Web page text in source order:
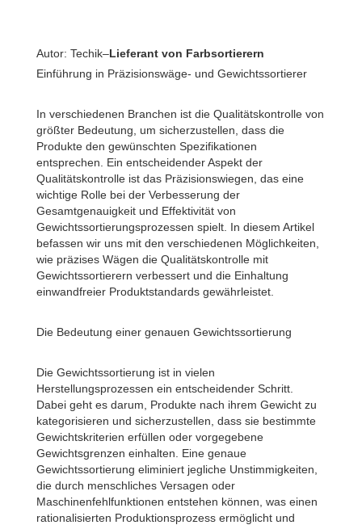
Autor: Techik–Lieferant von Farbsortierern
Einführung in Präzisionswäge- und Gewichtssortierer
In verschiedenen Branchen ist die Qualitätskontrolle von
größter Bedeutung, um sicherzustellen, dass die
Produkte den gewünschten Spezifikationen
entsprechen. Ein entscheidender Aspekt der
Qualitätskontrolle ist das Präzisionswiegen, das eine
wichtige Rolle bei der Verbesserung der
Gesamtgenauigkeit und Effektivität von
Gewichtssortierungsprozessen spielt. In diesem Artikel
befassen wir uns mit den verschiedenen Möglichkeiten,
wie präzises Wägen die Qualitätskontrolle mit
Gewichtssortierern verbessert und die Einhaltung
einwandfreier Produktstandards gewährleistet.
Die Bedeutung einer genauen Gewichtssortierung
Die Gewichtssortierung ist in vielen
Herstellungsprozessen ein entscheidender Schritt.
Dabei geht es darum, Produkte nach ihrem Gewicht zu
kategorisieren und sicherzustellen, dass sie bestimmte
Gewichtskriterien erfüllen oder vorgegebene
Gewichtsgrenzen einhalten. Eine genaue
Gewichtssortierung eliminiert jegliche Unstimmigkeiten,
die durch menschliches Versagen oder
Maschinenfehlfunktionen entstehen können, was einen
rationalisierten Produktionsprozess ermöglicht und